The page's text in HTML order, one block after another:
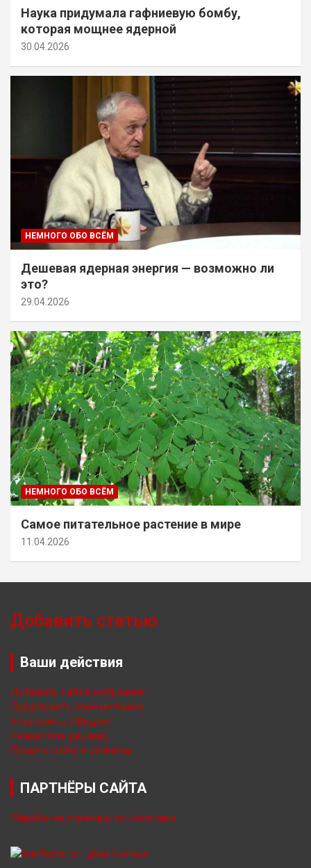
Наука придумала гафниевую бомбу,
которая мощнее ядерной
30.04.2026
НЕМНОГО ОБО ВСЁМ
Дешевая ядерная энергия — возможно ли
это?
29.04.2026
НЕМНОГО ОБО ВСЁМ
Самое питательное растение в мире
11.04.2026
Добавить статью
Ваши действия
Добавить сайт в избранное
Предложить свой материал
Установить Я.Виджет
Разместить рекламу
Помочь сайту в развитии
ПАРТНЁРЫ САЙТА
Перейти на страницу со ссылками